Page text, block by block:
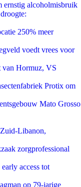
ernstig alcoholmisbruik
250% meer
voedt vrees voor
van Hormuz, VS
Protix om
Mato Grosso
Libanon,
zorgprofessional
access tot
op 79-jarige